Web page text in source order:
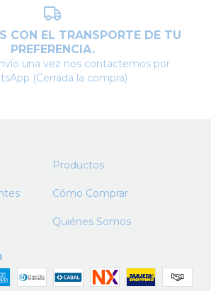
CON EL TRANSPORTE DE TU
PREFERENCIA.
una vez nos contactemos por
(Cerrada la compra)
Productos
Cómo Comprar
Quiénes Somos